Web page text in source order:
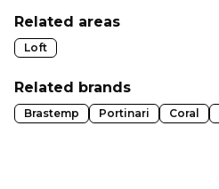
Related areas
Loft
Related brands
Brastemp Portinari Coral